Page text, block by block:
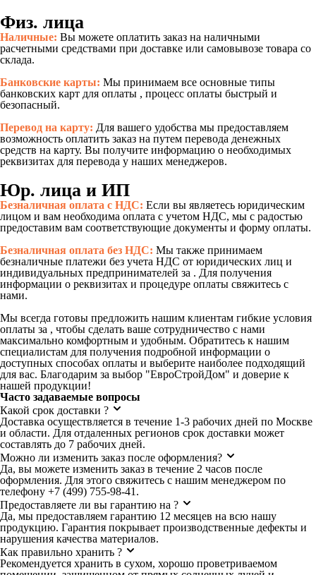
Физ. лица
Наличные: Вы можете оплатить заказ на наличными
расчетными средствами при доставке или самовывозе товара со
склада.
Банковские карты: Мы принимаем все основные типы
банковских карт для оплаты , процесс оплаты быстрый и
безопасный.
Перевод на карту: Для вашего удобства мы предоставляем
возможность оплатить заказ на путем перевода денежных
средств на карту. Вы получите информацию о необходимых
реквизитах для перевода у наших менеджеров.
Юр. лица и ИП
Безналичная оплата с НДС: Если вы являетесь юридическим
лицом и вам необходима оплата с учетом НДС, мы с радостью
предоставим вам соответствующие документы и форму оплаты.
Безналичная оплата без НДС: Мы также принимаем
безналичные платежи без учета НДС от юридических лиц и
индивидуальных предпринимателей за . Для получения
информации о реквизитах и процедуре оплаты свяжитесь с
нами.
Мы всегда готовы предложить нашим клиентам гибкие условия
оплаты за , чтобы сделать ваше сотрудничество с нами
максимально комфортным и удобным. Обратитесь к нашим
специалистам для получения подробной информации о
доступных способах оплаты и выберите наиболее подходящий
для вас. Благодарим за выбор "ЕвроСтройДом" и доверие к
нашей продукции!
Часто задаваемые вопросы
Какой срок доставки ?
Доставка осуществляется в течение 1-3 рабочих дней по Москве
и области. Для отдаленных регионов срок доставки может
составлять до 7 рабочих дней.
Можно ли изменить заказ после оформления?
Да, вы можете изменить заказ в течение 2 часов после
оформления. Для этого свяжитесь с нашим менеджером по
телефону +7 (499) 755-98-41.
Предоставляете ли вы гарантию на ?
Да, мы предоставляем гарантию 12 месяцев на всю нашу
продукцию. Гарантия покрывает производственные дефекты и
нарушения качества материалов.
Как правильно хранить ?
Рекомендуется хранить в сухом, хорошо проветриваемом